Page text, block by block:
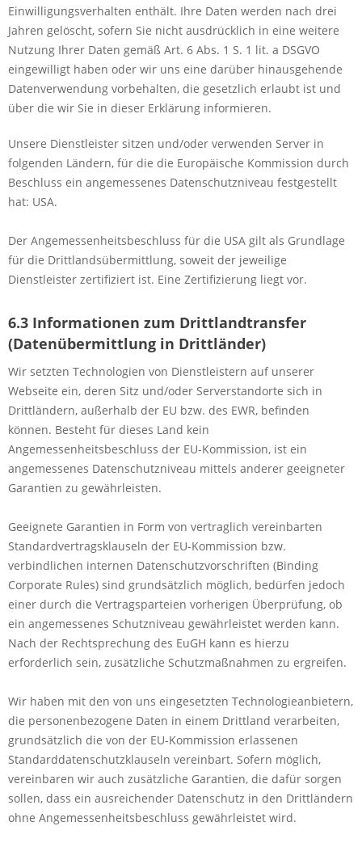
Einwilligungsverhalten enthält. Ihre Daten werden nach drei
Jahren gelöscht, sofern Sie nicht ausdrücklich in eine weitere
Nutzung Ihrer Daten gemäß Art. 6 Abs. 1 S. 1 lit. a DSGVO
eingewilligt haben oder wir uns eine darüber hinausgehende
Datenverwendung vorbehalten, die gesetzlich erlaubt ist und
über die wir Sie in dieser Erklärung informieren.
Unsere Dienstleister sitzen und/oder verwenden Server in
folgenden Ländern, für die die Europäische Kommission durch
Beschluss ein angemessenes Datenschutzniveau festgestellt
hat: USA.
Der Angemessenheitsbeschluss für die USA gilt als Grundlage
für die Drittlandsübermittlung, soweit der jeweilige
Dienstleister zertifiziert ist. Eine Zertifizierung liegt vor.
6.3 Informationen zum Drittlandtransfer
(Datenübermittlung in Drittländer)
Wir setzten Technologien von Dienstleistern auf unserer
Webseite ein, deren Sitz und/oder Serverstandorte sich in
Drittländern, außerhalb der EU bzw. des EWR, befinden
können. Besteht für dieses Land kein
Angemessenheitsbeschluss der EU-Kommission, ist ein
angemessenes Datenschutzniveau mittels anderer geeigneter
Garantien zu gewährleisten.
Geeignete Garantien in Form von vertraglich vereinbarten
Standardvertragsklauseln der EU-Kommission bzw.
verbindlichen internen Datenschutzvorschriften (Binding
Corporate Rules) sind grundsätzlich möglich, bedürfen jedoch
einer durch die Vertragsparteien vorherigen Überprüfung, ob
ein angemessenes Schutzniveau gewährleistet werden kann.
Nach der Rechtsprechung des EuGH kann es hierzu
erforderlich sein, zusätzliche Schutzmaßnahmen zu ergreifen.
Wir haben mit den von uns eingesetzten Technologieanbietern,
die personenbezogene Daten in einem Drittland verarbeiten,
grundsätzlich die von der EU-Kommission erlassenen
Standarddatenschutzklauseln vereinbart. Sofern möglich,
vereinbaren wir auch zusätzliche Garantien, die dafür sorgen
sollen, dass ein ausreichender Datenschutz in den Drittländern
ohne Angemessenheitsbeschluss gewährleistet wird.